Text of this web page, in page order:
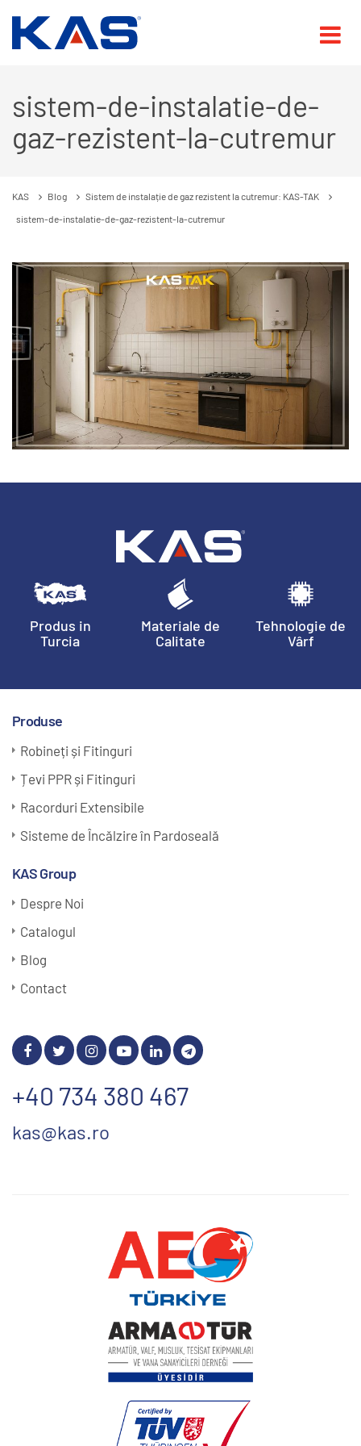
sistem-de-instalatie-de-
gaz-rezistent-la-cutremur
KAS Blog
Sistem de instalație de gaz rezistent la cutremur: KAS-TAK
sistem-de-instalatie-de-gaz-rezistent-la-cutremur
Produs in
Turcia
Materiale de
Calitate
Tehnologie de
Vârf
Produse
Robineți și Fitinguri
Țevi PPR și Fitinguri
Racorduri Extensibile
Sisteme de Încălzire în Pardoseală
KAS Group
Despre Noi
Catalogul
Blog
Contact
+40 734 380 467
kas@kas.ro